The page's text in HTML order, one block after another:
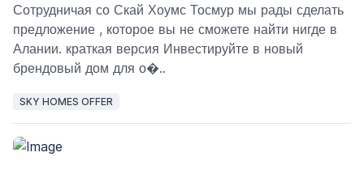
Сотрудничая со Скай Хоумс Тосмур мы рады сделать
предложение , которое вы не сможете найти нигде в
Алании. краткая версия Инвестируйте в новый
брендовый дом для о�..
SKY HOMES OFFER